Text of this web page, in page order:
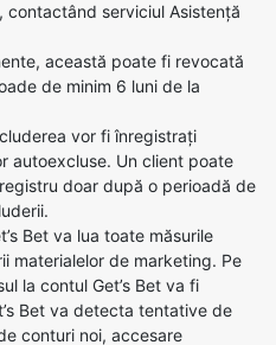
serviciul Asistență
această poate fi revocată
de minim 6 luni de la
vor fi înregistrați
autoexcluse. Un client poate
doar după o perioadă de
Bet va lua toate măsurile
materialelor de marketing. Pe
la contul Get’s Bet va fi
Bet va detecta tentative de
conturi noi, accesare